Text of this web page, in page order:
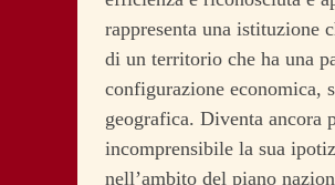
rappresenta una istituzione
di un territorio che ha una
configurazione economica,
geografica. Diventa ancora
incomprensibile la sua
nell’ambito del piano